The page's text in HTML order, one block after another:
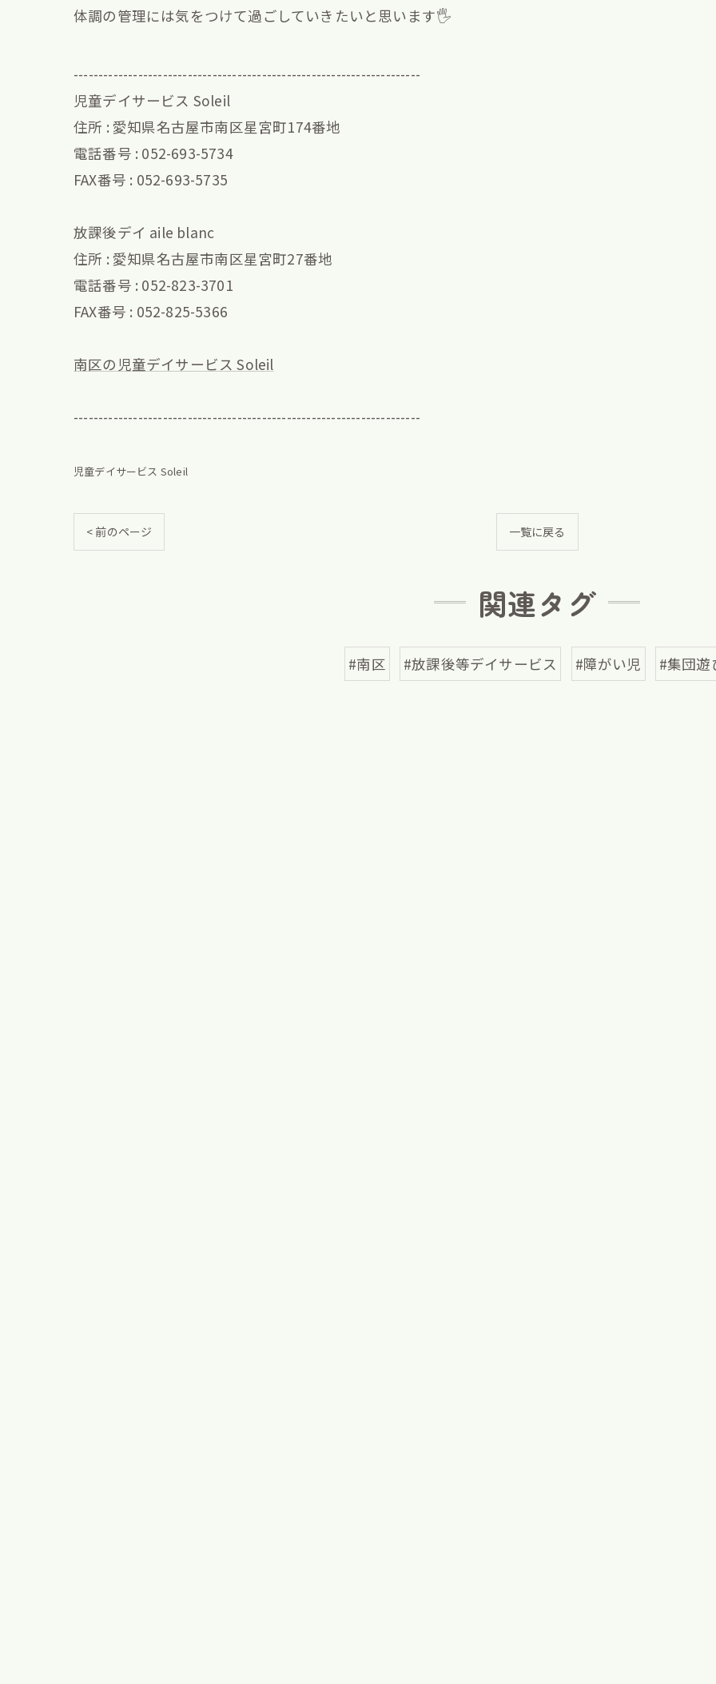
体調の管理には気をつけて過ごしていきたいと思います🖐️
----------------------------------------------------------------------
児童デイサービス Soleil
住所 : 愛知県名古屋市南区星宮町174番地
電話番号 : 052-693-5734
FAX番号 : 052-693-5735
放課後デイ aile blanc
住所 : 愛知県名古屋市南区星宮町27番地
電話番号 : 052-823-3701
FAX番号 : 052-825-5366
南区の児童デイサービス Soleil
----------------------------------------------------------------------
児童デイサービス Soleil
< 前のページ 一覧に戻る
関連タグ
#南区 #放課後等デイサービス #障がい児 #集団遊